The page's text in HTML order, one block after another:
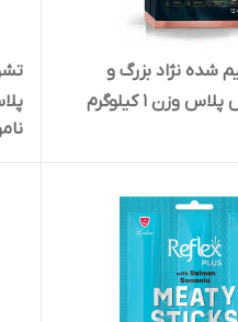
شده نژاد بزرگ و
متوسط رفلکس پلاس وزن 1 کیلوگرم
بندی در زیپ کیپ پت